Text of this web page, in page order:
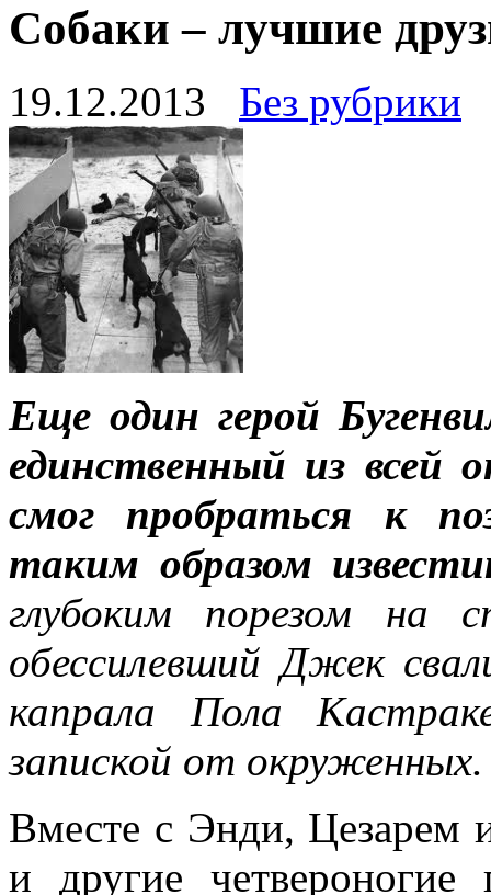
Собаки – лучшие
19.12.2013 Без рубрики
Еще один герой
единственный из всей
смог пробраться к
таким образом
глубоким порезом на
обессилевший Джек
капрала Пола
запиской от окруженных.
Вместе с Энди, Цезарем
и другие